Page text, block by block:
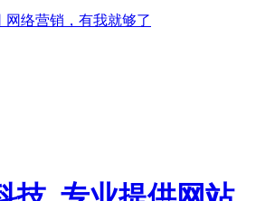
网络营销，有我就够了